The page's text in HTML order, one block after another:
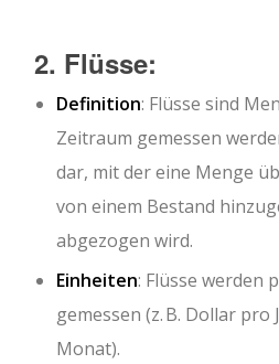
2. Flüsse:
Definition: Flüsse sind
Zeitraum gemessen
dar, mit der eine Menge
von einem Bestand
abgezogen wird.
Einheiten: Flüsse werden
gemessen (z. B. Dollar
Monat).